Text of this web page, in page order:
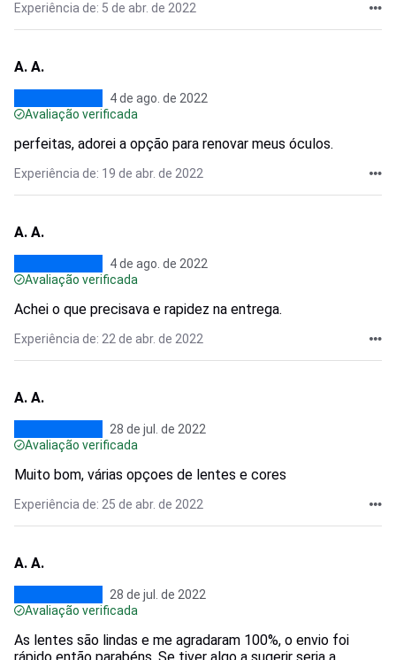
Experiência de: 5 de abr. de 2022
A. A.
4 de ago. de 2022
Avaliação verificada
perfeitas, adorei a opção para renovar meus óculos.
Experiência de: 19 de abr. de 2022
A. A.
4 de ago. de 2022
Avaliação verificada
Achei o que precisava e rapidez na entrega.
Experiência de: 22 de abr. de 2022
A. A.
28 de jul. de 2022
Avaliação verificada
Muito bom, várias opçoes de lentes e cores
Experiência de: 25 de abr. de 2022
A. A.
28 de jul. de 2022
Avaliação verificada
As lentes são lindas e me agradaram 100%, o envio foi